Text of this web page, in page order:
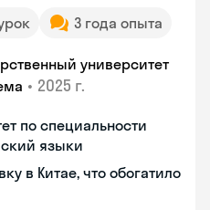
3 года опыта
университет
• 2025 г.
по специальности
языки
в Китае, что обогатило